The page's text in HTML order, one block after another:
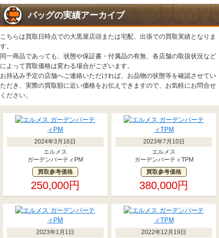
バッグの実績アーカイブ
こちらは買取日時点での大黒屋店頭または宅配、出張での買取実績となりま
す。
同一商品であっても、状態や保証書・付属品の有無、各店舗の取扱状況など
によって買取価格は変わる場合がございます。
お持込み予定の店舗へご連絡いただければ、お品物の状態等を確認させてい
ただき、実際の買取額に近い価格をお伝えできますので、お気軽にお問合せ
ください。
2024年3月16日
エルメス
ガーデンパーティPM
買取参考価格
250,000円
2023年7月10日
エルメス
ガーデンパーティTPM
買取参考価格
380,000円
2023年1月1日
2022年12月19日